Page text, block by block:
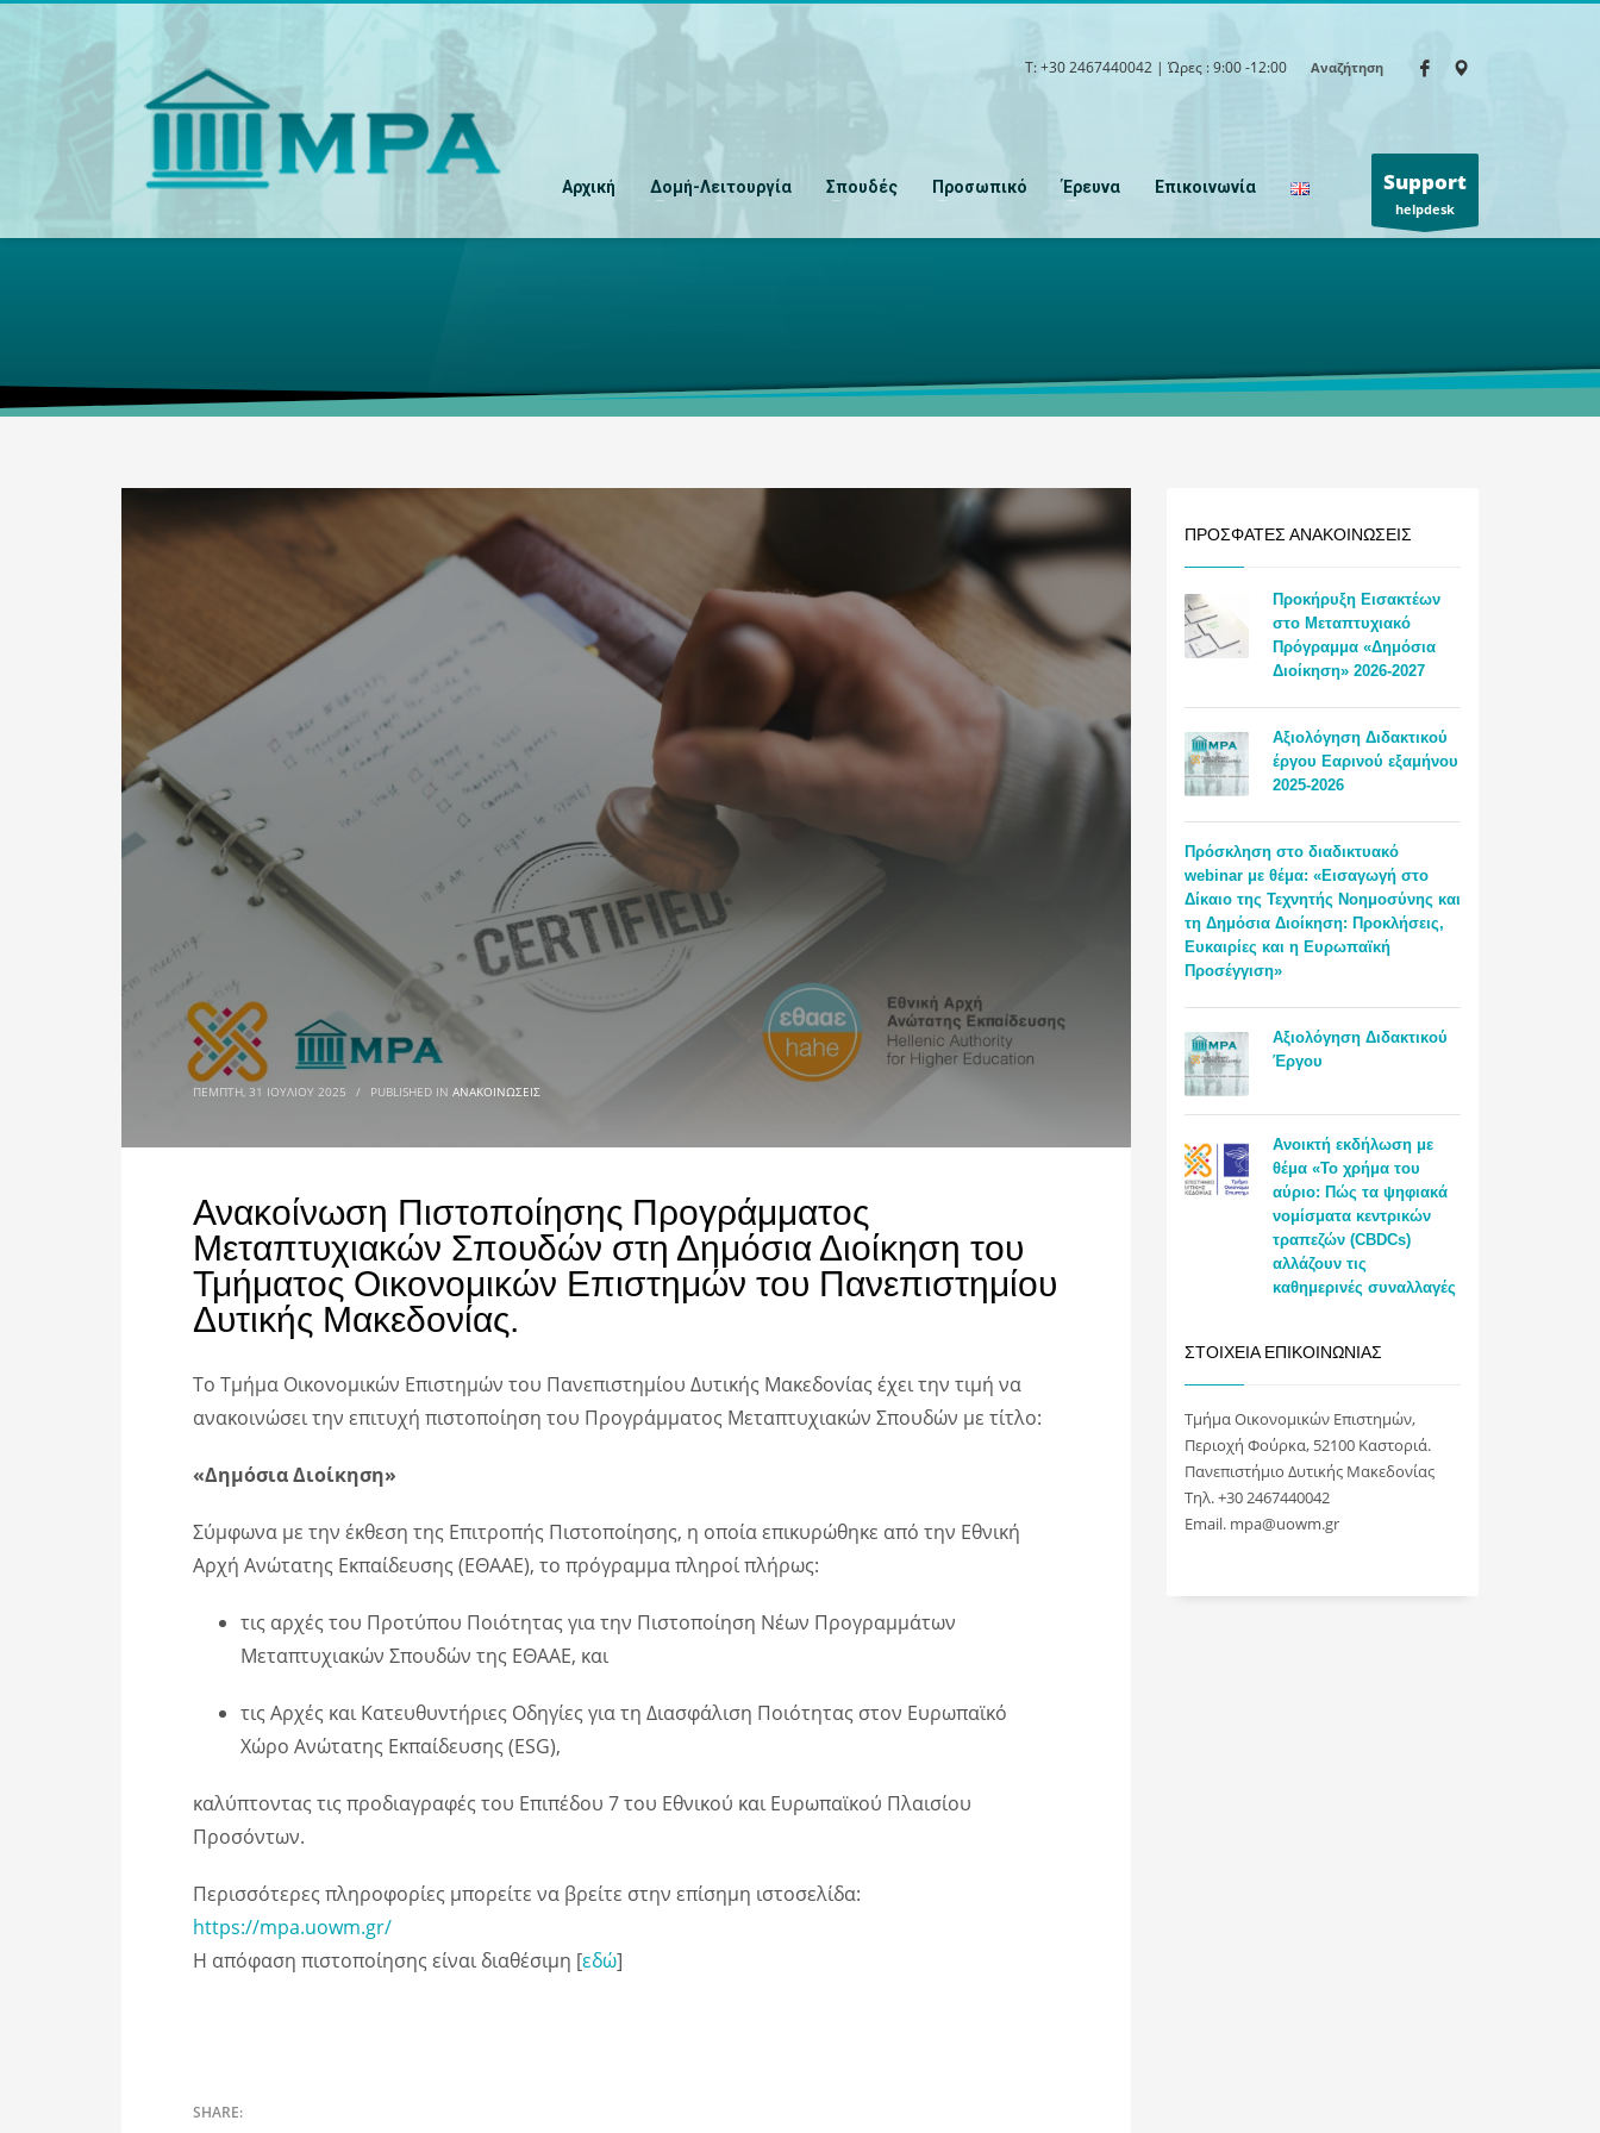
T:+30 2467440042 | Ώρες : 9:00 -12:00 Αναζήτηση
Αρχική Δομή-Λειτουργία Σπουδές Προσωπικό Έρευνα Επικοινωνία Support
helpdesk
ΠΈΜΠΤΗ, 31 ΙΟΥΛΊΟΥ 2025 / PUBLISHED IN ΑΝΑΚΟΙΝΏΣΕΙΣ
Ανακοίνωση Πιστοποίησης Προγράμματος
Μεταπτυχιακών Σπουδών στη Δημόσια Διοίκηση του
Τμήματος Οικονομικών Επιστημών του Πανεπιστημίου
Δυτικής Μακεδονίας.
Το Τμήμα Οικονομικών Επιστημών του Πανεπιστημίου Δυτικής Μακεδονίας έχει την τιμή να
ανακοινώσει την επιτυχή πιστοποίηση του Προγράμματος Μεταπτυχιακών Σπουδών με τίτλο:
«Δημόσια Διοίκηση»
Σύμφωνα με την έκθεση της Επιτροπής Πιστοποίησης, η οποία επικυρώθηκε από την Εθνική
Αρχή Ανώτατης Εκπαίδευσης (ΕΘΑΑΕ), το πρόγραμμα πληροί πλήρως:
τις αρχές του Προτύπου Ποιότητας για την Πιστοποίηση Νέων Προγραμμάτων
Μεταπτυχιακών Σπουδών της ΕΘΑΑΕ, και
τις Αρχές και Κατευθυντήριες Οδηγίες για τη Διασφάλιση Ποιότητας στον Ευρωπαϊκό
Χώρο Ανώτατης Εκπαίδευσης (ESG),
καλύπτοντας τις προδιαγραφές του Επιπέδου 7 του Εθνικού και Ευρωπαϊκού Πλαισίου
Προσόντων.
Περισσότερες πληροφορίες μπορείτε να βρείτε στην επίσημη ιστοσελίδα:
https://mpa.uowm.gr/
Η απόφαση πιστοποίησης είναι διαθέσιμη [εδώ]
ΠΡΌΣΦΑΤΕΣ ΑΝΑΚΟΙΝΏΣΕΙΣ
Προκήρυξη Εισακτέων
στο Μεταπτυχιακό
Πρόγραμμα «Δημόσια
Διοίκηση» 2026-2027
Αξιολόγηση Διδακτικού
έργου Εαρινού εξαμήνου
2025-2026
Πρόσκληση στο διαδικτυακό
webinar με θέμα: «Εισαγωγή στο
Δίκαιο της Τεχνητής Νοημοσύνης και
τη Δημόσια Διοίκηση: Προκλήσεις,
Ευκαιρίες και η Ευρωπαϊκή
Προσέγγιση»
Αξιολόγηση Διδακτικού
Έργου
Ανοικτή εκδήλωση με
θέμα «Το χρήμα του
αύριο: Πώς τα ψηφιακά
νομίσματα κεντρικών
τραπεζών (CBDCs)
αλλάζουν τις
καθημερινές συναλλαγές
ΣΤΟΙΧΕΊΑ ΕΠΙΚΟΙΝΩΝΊΑΣ
Τμήμα Οικονομικών Επιστημών,
Περιοχή Φούρκα, 52100 Καστοριά.
Πανεπιστήμιο Δυτικής Μακεδονίας
Τηλ. +30 2467440042
Email. mpa@uowm.gr